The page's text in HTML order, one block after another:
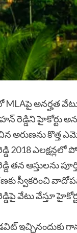
MLAపై అనర్హత
రెడ్డిని హైకోర్టు
అరుణను కొత్త
2018
తన ఆస్తులను
స్వీకరించి
వేటు వేస్తూ
ఇచ్చినందుకు